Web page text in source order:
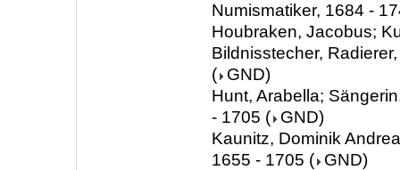
Numismatiker, 1684 -
Houbraken, Jacobus;
Bildnisstecher,
( GND)
Hunt, Arabella;
- 1705 ( GND)
Kaunitz, Dominik
1655 - 1705 ( GND)